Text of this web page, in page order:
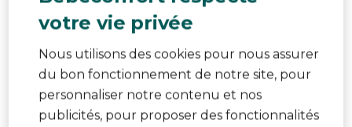
votre vie privée
Nous utilisons des cookies pour nous assurer
du bon fonctionnement de notre site, pour
personnaliser notre contenu et nos
publicités, pour proposer des fonctionnalités
vraiment très pratique se plie et déplie facilement.
l'enfant sans devoir se lever et permet aussi a
l'enfant de nous voir a travers.
Les plus du produit Design, Qualité, Rapport